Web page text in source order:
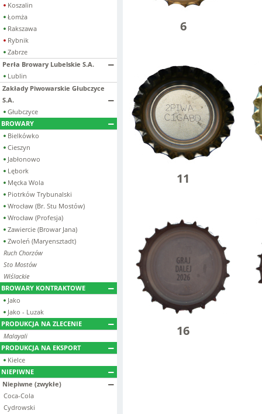
Koszalin
Łomża
Rakszawa
Rybnik
Zabrze
Perła Browary Lubelskie S.A.
Lublin
Zakłady Piwowarskie Głubczyce
S.A.
Głubczyce
BROWARY
Bielkówko
Cieszyn
Jabłonowo
Lębork
Męcka Wola
Piotrków Trybunalski
Wrocław (Br. Stu Mostów)
Wrocław (Profesja)
Zawiercie (Browar Jana)
Zwoleń (Maryensztadt)
Ruch Chorzów
Sto Mostów
Wiślackie
BROWARY KONTRAKTOWE
Jako
Jako - Luzak
PRODUKCJA NA ZLECENIE
Malayali
PRODUKCJA NA EKSPORT
Kielce
NIEPIWNE
Niepiwne (zwykłe)
Coca-Cola
Cydrowski
6
11
16